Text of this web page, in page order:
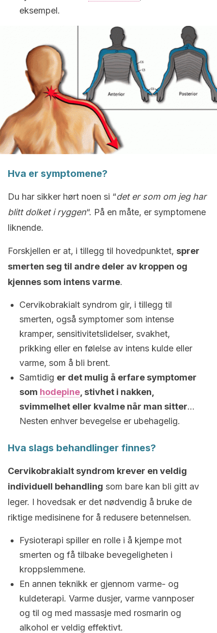
eksempel.
Hva er symptomene?
Du har sikker hørt noen si “det er som om jeg har
blitt dolket i ryggen“. På en måte, er symptomene
liknende.
Forskjellen er at, i tillegg til hovedpunktet, sprer
smerten seg til andre deler av kroppen og
kjennes som intens varme.
Cervikobrakialt syndrom gir, i tillegg til
smerten, også symptomer som intense
kramper, sensitivitetslidelser, svakhet,
prikking eller en følelse av intens kulde eller
varme, som å bli brent.
Samtidig er det mulig å erfare symptomer
som hodepine , stivhet i nakken,
svimmelhet eller kvalme når man sitter…
Nesten enhver bevegelse er ubehagelig.
Hva slags behandlinger finnes?
Cervikobrakialt syndrom krever en veldig
individuell behandling som bare kan bli gitt av
leger. I hovedsak er det nødvendig å bruke de
riktige medisinene for å redusere betennelsen.
Fysioterapi spiller en rolle i å kjempe mot
smerten og få tilbake bevegeligheten i
kroppslemmene.
En annen teknikk er gjennom varme- og
kuldeterapi. Varme dusjer, varme vannposer
og til og med massasje med rosmarin og
alkohol er veldig effektivt.